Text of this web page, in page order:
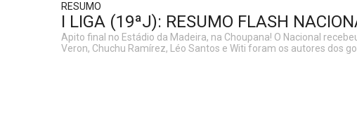
RESUMO
I LIGA (19ªJ): RESUMO FLASH
Apito final no Estádio da Madeira, na Choupana! O Nacional
Veron, Chuchu Ramírez, Léo Santos e Witi foram os autores dos